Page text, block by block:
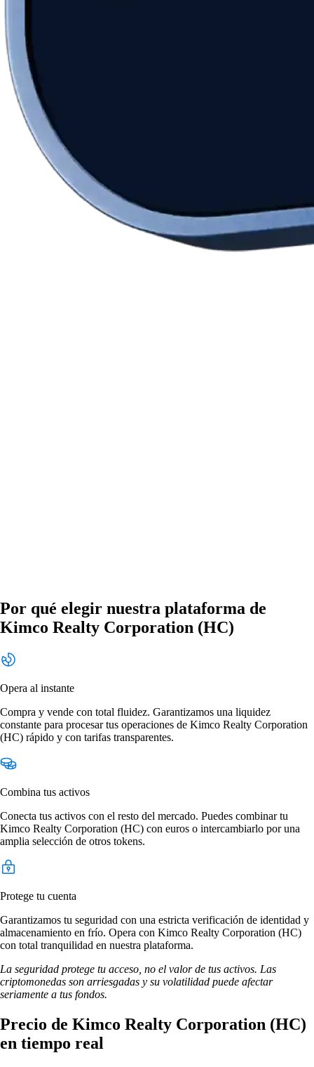
Por qué elegir nuestra plataforma de
Kimco Realty Corporation (HC)
Opera al instante
Compra y vende con total fluidez. Garantizamos una liquidez
constante para procesar tus operaciones de Kimco Realty Corporation
(HC) rápido y con tarifas transparentes.
Combina tus activos
Conecta tus activos con el resto del mercado. Puedes combinar tu
Kimco Realty Corporation (HC) con euros o intercambiarlo por una
amplia selección de otros tokens.
Protege tu cuenta
Garantizamos tu seguridad con una estricta verificación de identidad y
almacenamiento en frío. Opera con Kimco Realty Corporation (HC)
con total tranquilidad en nuestra plataforma.
La seguridad protege tu acceso, no el valor de tus activos. Las
criptomonedas son arriesgadas y su volatilidad puede afectar
seriamente a tus fondos.
Precio de Kimco Realty Corporation (HC)
en tiempo real